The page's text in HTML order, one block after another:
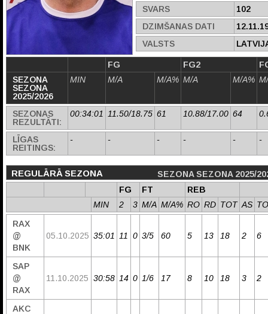
SVARS
102
DZIMŠANAS DATI
VALSTS
FG FG2
SEZONA
SEZONA
2025/2026
MIN M/A M/A% M/A M/A%
SEZONAS
REZULTĀTI:
00:34:01 11.50/18.75 61 10.88/17.00 64
LĪGAS
REITINGS:
- - - - - -
REGULĀRĀ SEZONA
SEZONA SEZONA 2025/
FG
FT
REB
MIN
2 3 M/A M/A% RO RD TOT AS TO
RAX
@
BNK
05.10.2025 35:01 11 0 3/5 60 5 13 18 2 6
SAP
@
RAX
11.10.2025 30:58 14 0 1/6 17 8 10 18 3 2
AKC